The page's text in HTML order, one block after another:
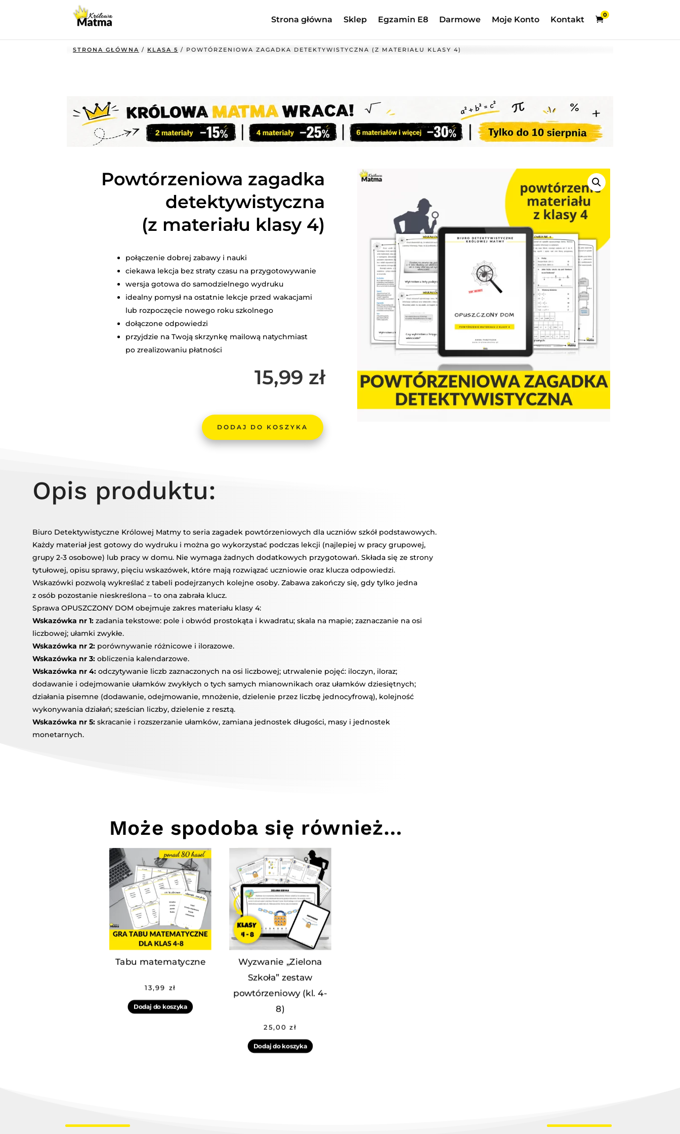
Strona główna Sklep Egzamin E8 Darmowe Moje Konto Kontakt
0
STRONA GŁÓWNA / KLASA 5 / POWTÓRZENIOWA ZAGADKA DETEKTYWISTYCZNA (Z MATERIAŁU KLASY 4)
Powtórzeniowa zagadka
detektywistyczna
(z materiału klasy 4)
połączenie dobrej zabawy i nauki
ciekawa lekcja bez straty czasu na przygotowywanie
wersja gotowa do samodzielnego wydruku
idealny pomysł na ostatnie lekcje przed wakacjami
lub rozpoczęcie nowego roku szkolnego
dołączone odpowiedzi
przyjdzie na Twoją skrzynkę mailową natychmiast
po zrealizowaniu płatności
15,99 zł
ILOŚĆ
POWTÓRZENIOWA
MATERIAŁU
DODAJ DO KOSZYKA
Opis produktu:
Biuro Detektywistyczne Królowej Matmy to seria zagadek powtórzeniowych dla uczniów szkół podstawowych.
Każdy materiał jest gotowy do wydruku i można go wykorzystać podczas lekcji (najlepiej w pracy grupowej,
grupy 2-3 osobowe) lub pracy w domu. Nie wymaga żadnych dodatkowych przygotowań. Składa się ze strony
tytułowej, opisu sprawy, pięciu wskazówek, które mają rozwiązać uczniowie oraz klucza odpowiedzi.
Wskazówki pozwolą wykreślać z tabeli podejrzanych kolejne osoby. Zabawa zakończy się, gdy tylko jedna
z osób pozostanie nieskreślona – to ona zabrała klucz.
Sprawa OPUSZCZONY DOM obejmuje zakres materiału klasy 4:
Wskazówka nr 1:zadania tekstowe: pole i obwód prostokąta i kwadratu; skala na mapie; zaznaczanie na osi
liczbowej; ułamki zwykłe.
Wskazówka nr 2:porównywanie różnicowe i ilorazowe.
Wskazówka nr 3:obliczenia kalendarzowe.
Wskazówka nr 4:odczytywanie liczb zaznaczonych na osi liczbowej; utrwalenie pojęć: iloczyn, iloraz;
dodawanie i odejmowanie ułamków zwykłych o tych samych mianownikach oraz ułamków dziesiętnych;
działania pisemne (dodawanie, odejmowanie, mnożenie, dzielenie przez liczbę jednocyfrową), kolejność
wykonywania działań; sześcian liczby, dzielenie z resztą.
Wskazówka nr 5:skracanie i rozszerzanie ułamków, zamiana jednostek długości, masy i jednostek
monetarnych.
Może spodoba się również…
Tabu matematyczne
13,99 zł
Dodaj do koszyka
Wyzwanie „Zielona
Szkoła” zestaw
powtórzeniowy (kl. 4-
8)
25,00 zł
Dodaj do koszyka